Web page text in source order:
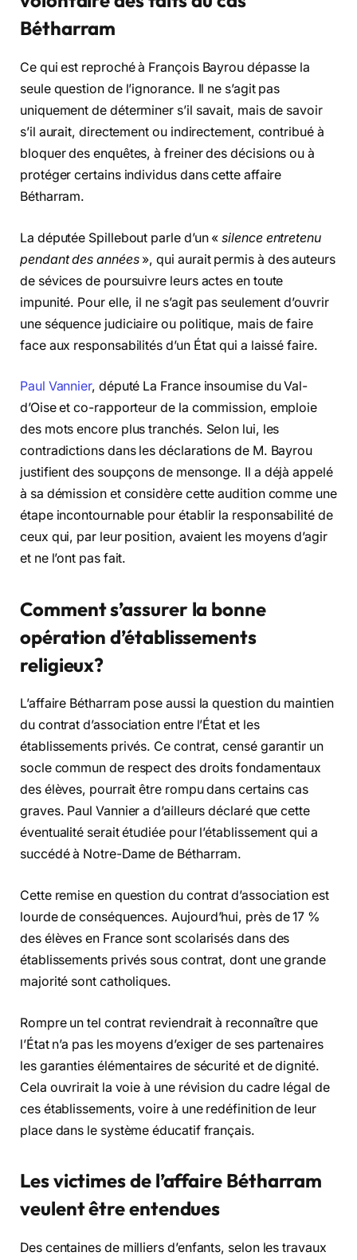
Bétharram
Ce qui est reproché à François Bayrou dépasse la
seule question de l’ignorance. Il ne s’agit pas
uniquement de déterminer s’il savait, mais de savoir
s’il aurait, directement ou indirectement, contribué à
bloquer des enquêtes, à freiner des décisions ou à
protéger certains individus dans cette affaire
Bétharram.
La députée Spillebout parle d’un «silence entretenu
pendant des années», qui aurait permis à des auteurs
de sévices de poursuivre leurs actes en toute
impunité. Pour elle, il ne s’agit pas seulement d’ouvrir
une séquence judiciaire ou politique, mais de faire
face aux responsabilités d’un État qui a laissé faire.
Paul Vannier, député La France insoumise du Val-
d’Oise et co-rapporteur de la commission, emploie
des mots encore plus tranchés. Selon lui, les
contradictions dans les déclarations de M. Bayrou
justifient des soupçons de mensonge. Il a déjà appelé
à sa démission et considère cette audition comme une
étape incontournable pour établir la responsabilité de
ceux qui, par leur position, avaient les moyens d’agir
et ne l’ont pas fait.
Comment s’assurer la bonne
opération d’établissements
religieux?
L’affaire Bétharram pose aussi la question du maintien
du contrat d’association entre l’État et les
établissements privés. Ce contrat, censé garantir un
socle commun de respect des droits fondamentaux
des élèves, pourrait être rompu dans certains cas
graves. Paul Vannier a d’ailleurs déclaré que cette
éventualité serait étudiée pour l’établissement qui a
succédé à Notre-Dame de Bétharram.
Cette remise en question du contrat d’association est
lourde de conséquences. Aujourd’hui, près de 17 %
des élèves en France sont scolarisés dans des
établissements privés sous contrat, dont une grande
majorité sont catholiques.
Rompre un tel contrat reviendrait à reconnaître que
l’État n’a pas les moyens d’exiger de ses partenaires
les garanties élémentaires de sécurité et de dignité.
Cela ouvrirait la voie à une révision du cadre légal de
ces établissements, voire à une redéfinition de leur
place dans le système éducatif français.
Les victimes de l’affaire Bétharram
veulent être entendues
Des centaines de milliers d’enfants, selon les travaux